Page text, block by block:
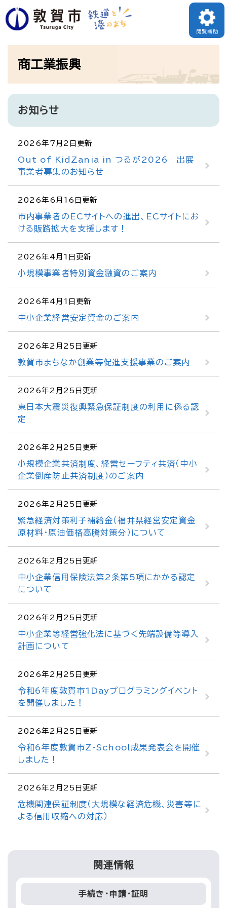
ペ
ー
頭
す
閲覧補助
商工業振興
お知らせ
2026年7月2日更新
Out of KidZania in つるが2026 出展
事業者募集のお知らせ
2026年6月16日更新
市内事業者のECサイトへの進出、ECサイトにお
ける販路拡大を支援します！
2026年4月1日更新
小規模事業者特別資金融資のご案内
2026年4月1日更新
中小企業経営安定資金のご案内
2026年2月25日更新
敦賀市まちなか創業等促進支援事業のご案内
2026年2月25日更新
東日本大震災復興緊急保証制度の利用に係る認
定
2026年2月25日更新
小規模企業共済制度、経営セーフティ共済（中小
企業倒産防止共済制度）のご案内
2026年2月25日更新
緊急経済対策利子補給金（福井県経営安定資金
原材料・原油価格高騰対策分）について
2026年2月25日更新
中小企業信用保険法第2条第5項にかかる認定
について
2026年2月25日更新
中小企業等経営強化法に基づく先端設備等導入
計画について
2026年2月25日更新
令和6年度敦賀市1Dayプログラミングイベント
を開催しました！
2026年2月25日更新
令和6年度敦賀市Z-School成果発表会を開催
しました！
2026年2月25日更新
危機関連保証制度（大規模な経済危機、災害等に
よる信用収縮への対応）
関連情報
手続き・申請・証明